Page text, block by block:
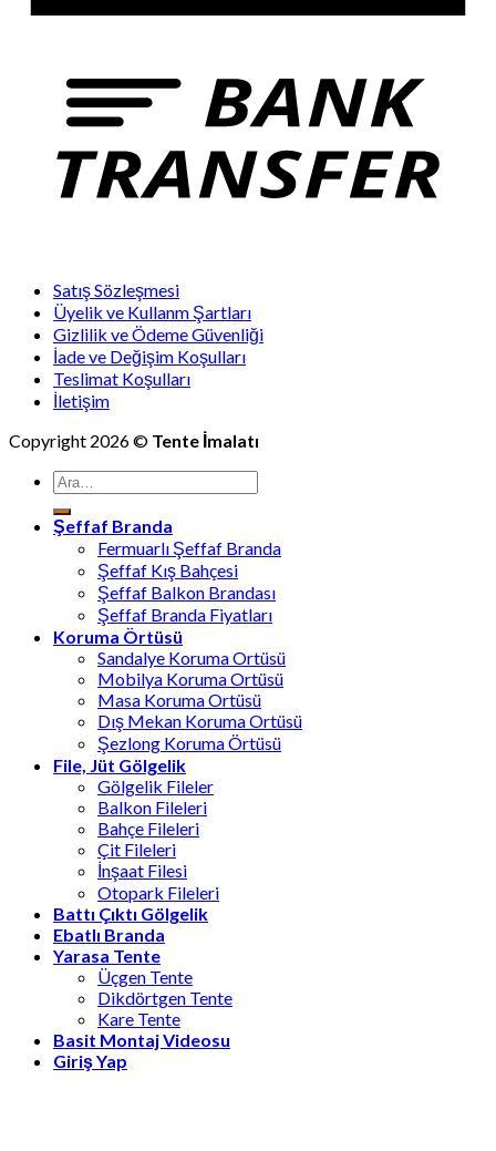
Satış Sözleşmesi
Üyelik ve Kullanm Şartları
Gizlilik ve Ödeme Güvenliği
İade ve Değişim Koşulları
Teslimat Koşulları
İletişim
Copyright 2026 © Tente İmalatı
Ara:
Şeffaf Branda
Fermuarlı Şeffaf Branda
Şeffaf Kış Bahçesi
Şeffaf Balkon Brandası
Şeffaf Branda Fiyatları
Koruma Örtüsü
Sandalye Koruma Ortüsü
Mobilya Koruma Ortüsü
Masa Koruma Ortüsü
Dış Mekan Koruma Ortüsü
Şezlong Koruma Örtüsü
File, Jüt Gölgelik
Gölgelik Fileler
Balkon Fileleri
Bahçe Fileleri
Çit Fileleri
İnşaat Filesi
Otopark Fileleri
Battı Çıktı Gölgelik
Ebatlı Branda
Yarasa Tente
Üçgen Tente
Dikdörtgen Tente
Kare Tente
Basit Montaj Videosu
Giriş Yap